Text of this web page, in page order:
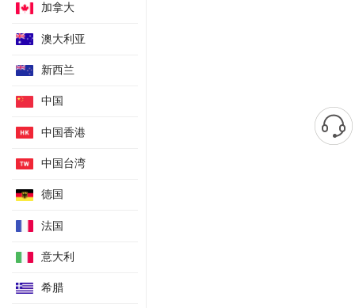
S&P/CS20座大城市未季调房价指数年率
工厂订单月率
制造业就业人口变动季调后
季调后成屋签约销售指数月率
季调后成屋签约销售指数年率
失业率
芝加哥PMI就业指数
芝加哥PMI物价支付指数
芝加哥PMI供应商交付指数
DOE燃料乙醇库存
加拿大
澳大利亚
新西兰
中国
中国香港
中国台湾
德国
法国
意大利
希腊